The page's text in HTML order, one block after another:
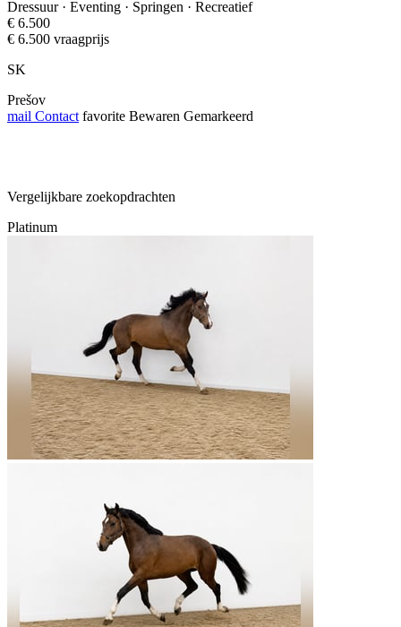
Dressuur · Eventing · Springen · Recreatief
€ 6.500
€ 6.500 vraagprijs
SK
Prešov
mail Contact favorite Bewaren Gemarkeerd
Vergelijkbare zoekopdrachten
Platinum